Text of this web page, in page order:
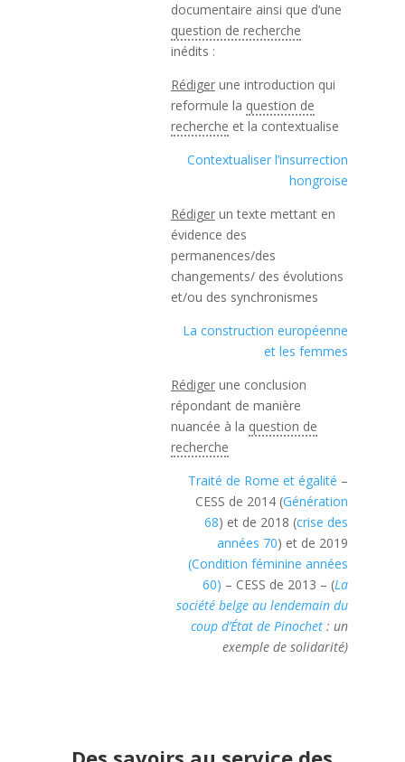
documentaire ainsi que d’une
question de recherche
inédits :
Rédigerune introduction qui
reformule la question de
recherche et la contextualise
Contextualiser l’insurrection
hongroise
Rédigerun texte mettant en
évidence des
permanences/des
changements/ des évolutions
et/ou des synchronismes
La construction européenne
et les femmes
Rédigerune conclusion
répondant de manière
nuancée à la question de
recherche
Traité de Rome et égalité –
CESS de 2014 (Génération
68) et de 2018 (crise des
années 70) et de 2019
(Condition féminine années
60) – CESS de 2013 – (La
société belge au lendemain du
coup d’État de Pinochet : un
exemple de solidarité)